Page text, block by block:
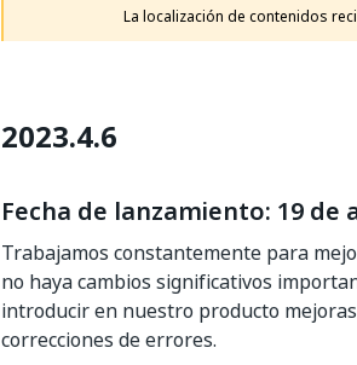
La localización de contenidos
2023.4.6
Fecha de lanzamiento: 19 de
Trabajamos constantemente para
no haya cambios significativos
introducir en nuestro producto
correcciones de errores.